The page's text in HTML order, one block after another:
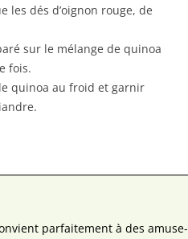
les dés d’oignon rouge, de
sur le mélange de quinoa
fois.
quinoa au froid et garnir
parfaitement à des